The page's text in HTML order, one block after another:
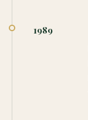
1989